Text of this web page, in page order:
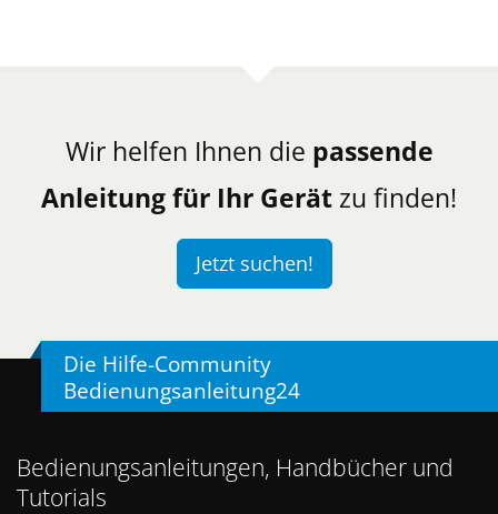
Wir helfen Ihnen die passende
Anleitung für Ihr Gerät zu finden!
Jetzt suchen!
Die Hilfe-Community
Bedienungsanleitung24
Bedienungsanleitungen, Handbücher und
Tutorials